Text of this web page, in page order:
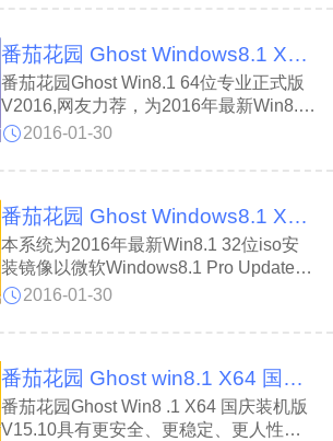
的人性化设计。是电脑城、个人、公司快
番茄花园 Ghost Windows8.1 X64 专业正式版 V16.01
番茄花园Ghost Win8.1 64位专业正式版
V2016,网友力荐，为2016年最新Win8.1
iso安装镜像以微软Windows8.1 Pro
以Ghost 方式封装安装简便快速，以稳
2016-01-30
番茄花园 Ghost Windows8.1 X86 专业极速版 V16.01
本系统为2016年最新Win8.1 32位iso安
装镜像以微软Windows8.1 Pro Update3
X86正式专业版为源盘精心制作，以
安全为基础精心修复系统漏洞，预先优
2016-01-30
番茄花园 Ghost win8.1 X64 国庆装机版V15.10_64位
番茄花园Ghost Win8 .1 X64 国庆装机版
V15.10具有更安全、更稳定、更人性化